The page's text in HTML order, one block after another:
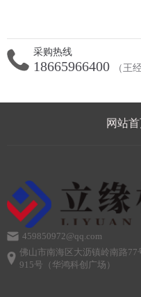
采购热线
18665966400 （王
网站
459850972@qq.com
佛山市南海区大沥镇岭南路77
915号（华鸿科创广场）